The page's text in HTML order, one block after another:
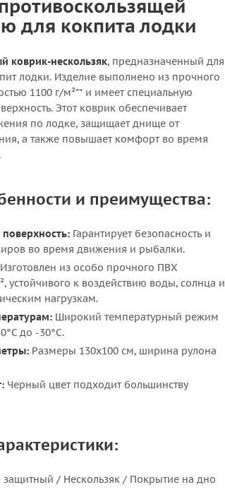
для кокпита лодки
коврик-нескользяк, предназначенный для
лодки. Изделие выполнено из прочного
1100 г/м²** и имеет специальную
Этот коврик обеспечивает
по лодке, защищает днище от
а также повышает комфорт во время
и преимущества:
Гарантирует безопасность и
во время движения и рыбалки.
Изготовлен из особо прочного ПВХ
устойчивого к воздействию воды, солнца и
нагрузкам.
Широкий температурный режим
до -30°С.
Размеры 130х100 см, ширина рулона
Черный цвет подходит большинству
защитный / Нескользяк / Покрытие на дно